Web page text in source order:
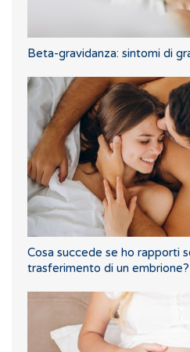
Beta-gravidanza: sintomi di
Cosa succede se ho rapporti
trasferimento di un embrione?